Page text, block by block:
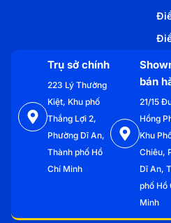
Trụ sở chính
223 Lý Thường
Kiệt, Khu phố
Thắng Lợi 2,
Phường Dĩ An,
Thành phố Hồ
Chí Minh
bán
21/15
Hồng
Khu
Chiêu,
Dĩ An,
phố Hồ
Minh